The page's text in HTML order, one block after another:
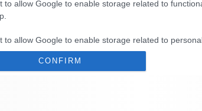
to allow Google to enable storage related to
to allow Google to enable storage related to
functionality and fraud prevention, and
CONFIRM